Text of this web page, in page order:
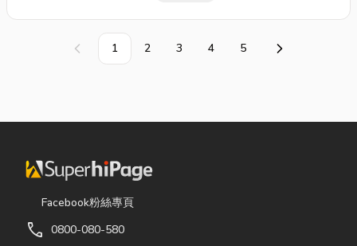
上一頁 1 2 3 4 5 下一頁
Facebook粉絲專頁
call 0800-080-580